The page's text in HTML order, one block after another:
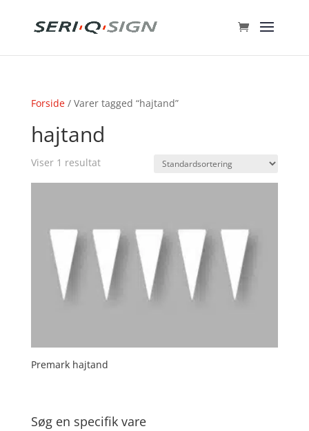
Forside/ Varer tagged “hajtand”
hajtand
Viser 1 resultat
Premark hajtand
Søg en specifik vare